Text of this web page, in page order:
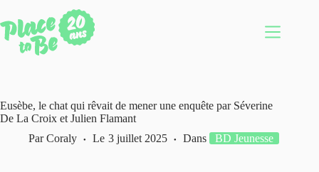
au
contenu
Eusèbe, le chat qui rêvait de mener une enquête par Séverine
De La Croix et Julien Flamant
Par Coraly Le 3 juillet 2025 Dans BD Jeunesse